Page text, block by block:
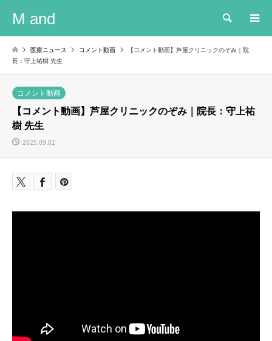
M and 検索
医療ニュース コメント動画
【コメント動画】芦屋クリニックのぞみ｜院
長：守上祐樹 先生
コメント動画
【コメント動画】芦屋クリニックのぞみ｜院長：守上祐
樹 先生
2025.09.02